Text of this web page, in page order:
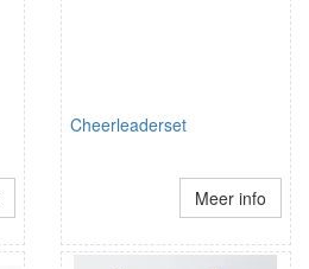
Cheerleaderset
Meer info